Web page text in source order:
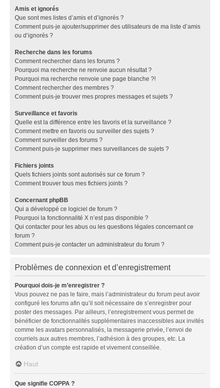
Amis et ignorés
Que sont mes listes d’amis et d’ignorés ?
Comment puis-je ajouter/supprimer des utilisateurs de ma liste d’amis
ou d’ignorés ?
Recherche dans les forums
Comment rechercher dans les forums ?
Pourquoi ma recherche ne renvoie aucun résultat ?
Pourquoi ma recherche renvoie une page blanche ?!
Comment rechercher des membres ?
Comment puis-je trouver mes propres messages et sujets ?
Surveillance et favoris
Quelle est la différence entre les favoris et la surveillance ?
Comment mettre en favoris ou surveiller des sujets ?
Comment surveiller des forums ?
Comment puis-je supprimer mes surveillances de sujets ?
Fichiers joints
Quels fichiers joints sont autorisés sur ce forum ?
Comment trouver tous mes fichiers joints ?
Concernant phpBB
Qui a développé ce logiciel de forum ?
Pourquoi la fonctionnalité X n’est pas disponible ?
Qui contacter pour les abus ou les questions légales concernant ce
forum ?
Comment puis-je contacter un administrateur du forum ?
Problèmes de connexion et d’enregistrement
Pourquoi dois-je m’enregistrer ?
Vous pouvez ne pas le faire, mais l’administrateur du forum peut avoir
configuré les forums afin qu’il soit nécessaire de s’enregistrer pour
poster des messages. Par ailleurs, l’enregistrement vous permet de
bénéficier de fonctionnalités supplémentaires inaccessibles aux invités
comme les avatars personnalisés, la messagerie privée, l’envoi de
courriels aux autres membres, l’adhésion à des groupes, etc. La
création d’un compte est rapide et vivement conseillée.
Haut
Que signifie COPPA ?